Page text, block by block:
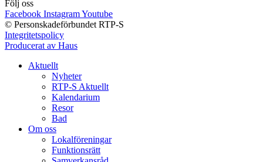
Följ oss
Facebook InstagramYoutube
© Personskadeförbundet RTP-S
Integritetspolicy
Producerat av Haus
Aktuellt
Nyheter
RTP-S Aktuellt
Kalendarium
Resor
Bad
Om oss
Lokalföreningar
Funktionsrätt